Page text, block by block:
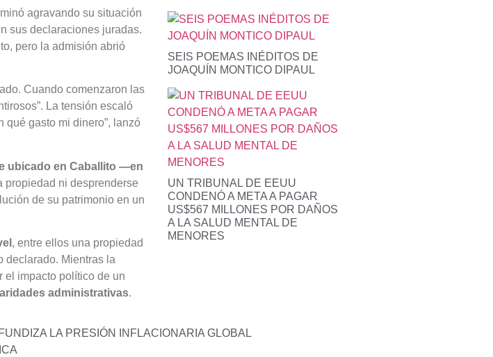
agravando su situación
sus declaraciones juradas.
pero la admisión abrió
Cuando comenzaron las
La tensión escaló
qué gasto mi dinero”, lanzó
ubicado en Caballito —en
propiedad ni desprenderse
de su patrimonio en un
, entre ellos una propiedad
declarado. Mientras la
el impacto político de un
administrativas.
SEIS POEMAS INÉDITOS DE
JOAQUÍN MONTICO DIPAUL
UN TRIBUNAL DE EEUU
CONDENÓ A META A PAGAR
US$567 MILLONES POR DAÑOS
A LA SALUD MENTAL DE
MENORES
LA PRESIÓN INFLACIONARIA GLOBAL